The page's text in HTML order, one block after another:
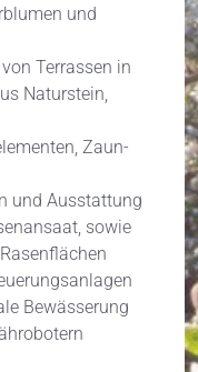
und
Terrassen in
Naturstein,
Zaun-
und Ausstattung
sowie
Bewässerung